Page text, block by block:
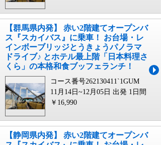
【群馬県内発】 赤い2階建てオープンバ
ス『スカイバス』に乗車！ お台場・レ
インボーブリッジとうきょうパノラマ
ドライブ♪ とホテル最上階「日本料理さ
くら」の本格和食ブッフェランチ！
コース番号262130411`1GUM
11月14日~12月05日 出発 1日間
￥16,990
【静岡県内発】 赤い2階建てオープンバ